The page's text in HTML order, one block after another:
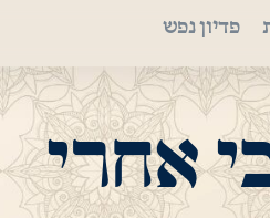
פדיון נפש
אחרי